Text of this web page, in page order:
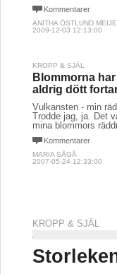
Kommentarer
ANITHA ÖSTLUND
2009-12-03 12:13:00
KROPP & SJÄL
Blommorna har
aldrig dött
Vulkansten - min
Trodde jag, ja. Det
mina blommors
Kommentarer
MARIA SÅGÅ
2007-05-24 12:33:00
KROPP & SJÄL